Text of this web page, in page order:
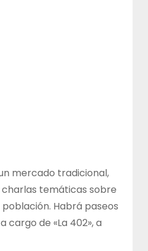
mercado tradicional,
charlas temáticas sobre
Habrá paseos
de «La 402», a